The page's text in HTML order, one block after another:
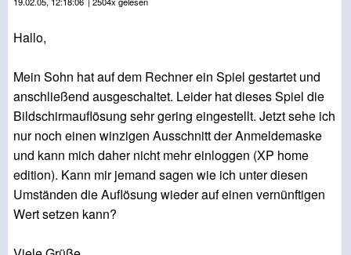
Hallo,
Mein Sohn hat auf dem Rechner ein Spiel gestartet und
anschließend ausgeschaltet. Leider hat dieses Spiel die
Bildschirmauflösung sehr gering eingestellt. Jetzt sehe ich
nur noch einen winzigen Ausschnitt der Anmeldemaske
und kann mich daher nicht mehr einloggen (XP home
edition). Kann mir jemand sagen wie ich unter diesen
Umständen die Auflösung wieder auf einen vernünftigen
Wert setzen kann?